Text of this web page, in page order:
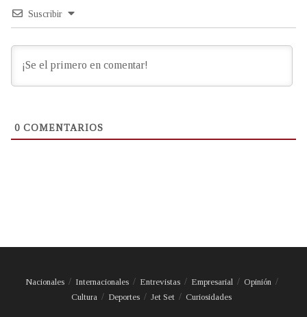
Suscribir
0 COMENTARIOS
Nacionales Internacionales Entrevistas Empresarial
Opinión
Cultura
Deportes Jet Set Curiosidades